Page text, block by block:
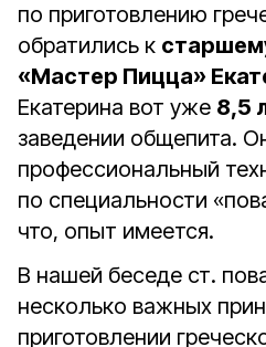
по приготовлению
обратились к
«Мастер Пицца»
Екатерина вот уже 8,5
заведении общепита.
профессиональный
по специальности
что, опыт имеется.
В нашей беседе ст.
несколько важных
приготовлении